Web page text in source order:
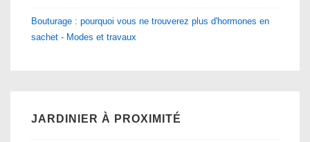
Bouturage : pourquoi vous ne trouverez plus d'hormones en
sachet - Modes et travaux
JARDINIER À PROXIMITÉ